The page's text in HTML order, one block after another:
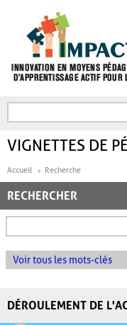
FORMULAIRE DE
VIGNETTES DE
Accueil Recherche
RECHERCHER
Voir tous les mots-clés
DÉROULEMENT DE